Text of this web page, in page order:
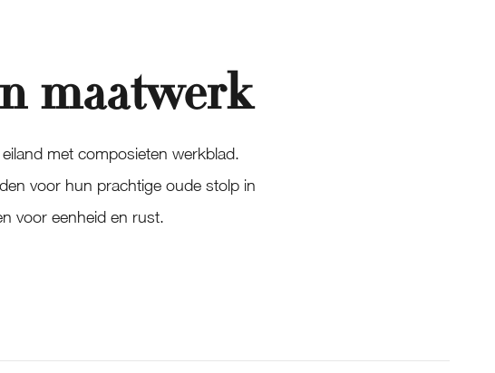
maatwerk
met composieten werkblad.
voor hun prachtige oude stolp in
voor eenheid en rust.